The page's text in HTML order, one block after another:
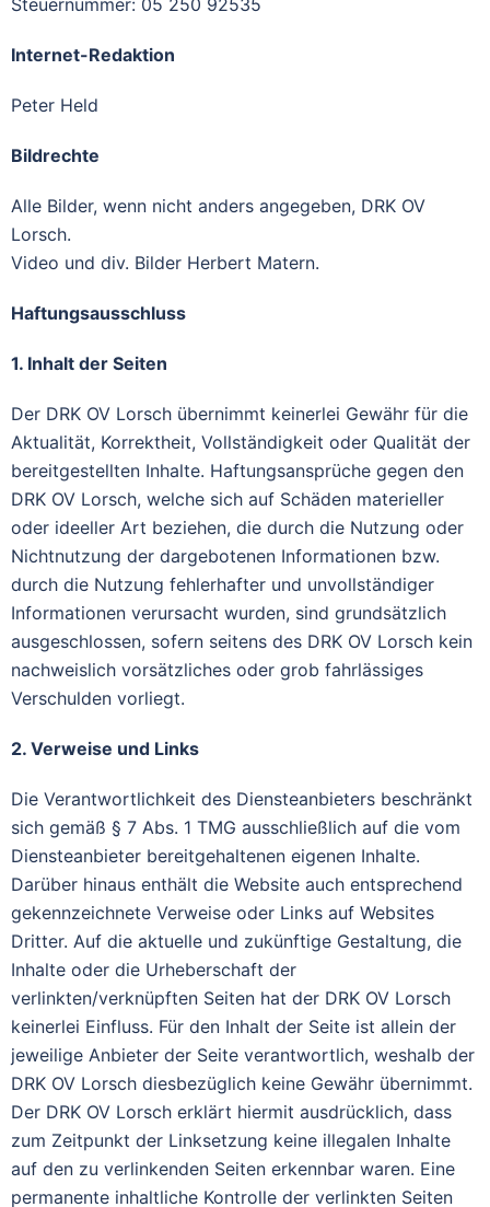
Steuernummer: 05 250 92535
Internet-Redaktion
Peter Held
Bildrechte
Alle Bilder, wenn nicht anders angegeben, DRK OV
Lorsch.
Video und div. Bilder Herbert Matern.
Haftungsausschluss
1. Inhalt der Seiten
Der DRK OV Lorsch übernimmt keinerlei Gewähr für die
Aktualität, Korrektheit, Vollständigkeit oder Qualität der
bereitgestellten Inhalte. Haftungsansprüche gegen den
DRK OV Lorsch, welche sich auf Schäden materieller
oder ideeller Art beziehen, die durch die Nutzung oder
Nichtnutzung der dargebotenen Informationen bzw.
durch die Nutzung fehlerhafter und unvollständiger
Informationen verursacht wurden, sind grundsätzlich
ausgeschlossen, sofern seitens des DRK OV Lorsch kein
nachweislich vorsätzliches oder grob fahrlässiges
Verschulden vorliegt.
2. Verweise und Links
Die Verantwortlichkeit des Diensteanbieters beschränkt
sich gemäß § 7 Abs. 1 TMG ausschließlich auf die vom
Diensteanbieter bereitgehaltenen eigenen Inhalte.
Darüber hinaus enthält die Website auch entsprechend
gekennzeichnete Verweise oder Links auf Websites
Dritter. Auf die aktuelle und zukünftige Gestaltung, die
Inhalte oder die Urheberschaft der
verlinkten/verknüpften Seiten hat der DRK OV Lorsch
keinerlei Einfluss. Für den Inhalt der Seite ist allein der
jeweilige Anbieter der Seite verantwortlich, weshalb der
DRK OV Lorsch diesbezüglich keine Gewähr übernimmt.
Der DRK OV Lorsch erklärt hiermit ausdrücklich, dass
zum Zeitpunkt der Linksetzung keine illegalen Inhalte
auf den zu verlinkenden Seiten erkennbar waren. Eine
permanente inhaltliche Kontrolle der verlinkten Seiten